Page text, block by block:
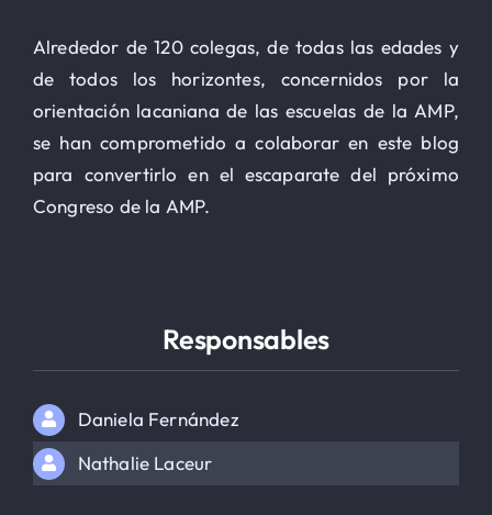
Le Globe-trotter
HOSPEDAJE
Inscripción
Alrededor de 120 colegas, de todas las edades y
de todos los horizontes, concernidos por la
orientación lacaniana de las escuelas de la AMP,
se han comprometido a colaborar en este blog
para convertirlo en el escaparate del próximo
Congreso de la AMP.
Responsables
Daniela Fernández
Nathalie Laceur